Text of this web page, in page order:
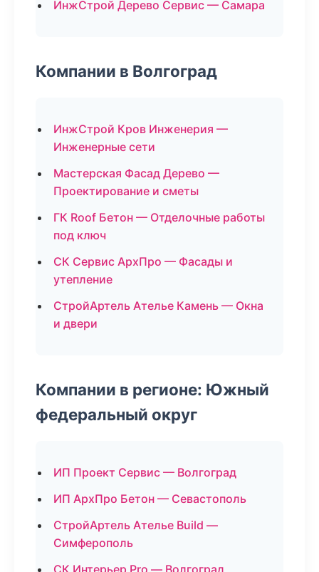
ИнжСтрой Дерево Сервис — Самара
Компании в Волгоград
ИнжСтрой Кров Инженерия —
Инженерные сети
Мастерская Фасад Дерево —
Проектирование и сметы
ГК Roof Бетон — Отделочные работы
под ключ
СК Сервис АрхПро — Фасады и
утепление
СтройАртель Ателье Камень — Окна
и двери
Компании в регионе: Южный
федеральный округ
ИП Проект Сервис — Волгоград
ИП АрхПро Бетон — Севастополь
СтройАртель Ателье Build —
Симферополь
СК Интерьер Pro — Волгоград